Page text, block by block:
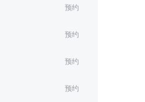
预约
预约
预约
预约